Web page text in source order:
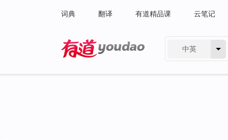
词典 翻译 有道精品课 云笔记
中英